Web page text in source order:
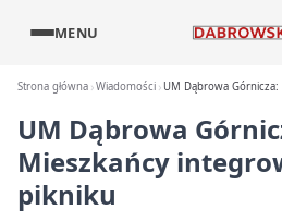
MENU
Strona główna Wiadomości UM Dąbrowa
UM Dąbrowa
Mieszkańcy
pikniku